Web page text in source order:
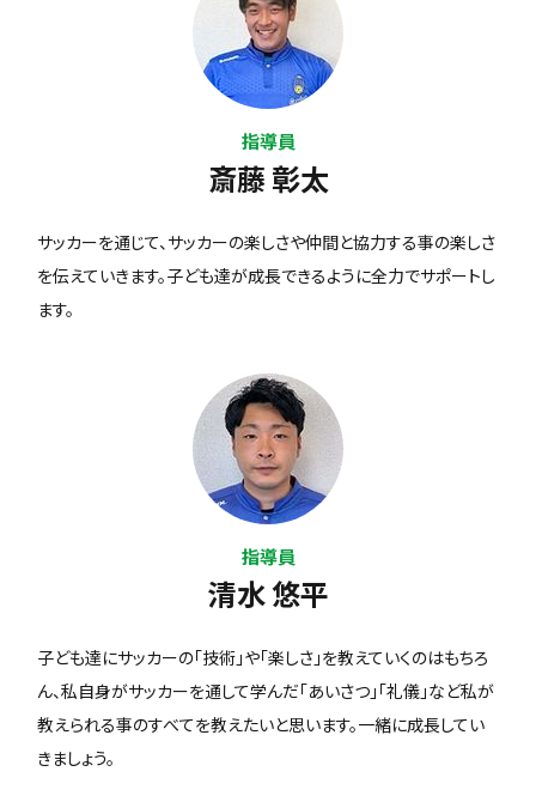
指導員
斎藤 彰太
サッカーを通じて、サッカーの楽しさや仲間と協力する事の楽しさ
を伝えていきます。子ども達が成長できるように全力でサポートし
ます。
指導員
清水 悠平
子ども達にサッカーの「技術」や「楽しさ」を教えていくのはもちろ
ん、私自身がサッカーを通して学んだ「あいさつ」「礼儀」など私が
教えられる事のすべてを教えたいと思います。一緒に成長してい
きましょう。